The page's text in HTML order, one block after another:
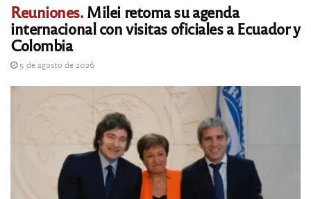
Reuniones.Milei retoma su agenda
internacional con visitas oficiales a Ecuador y
Colombia
5 de agosto de 2026